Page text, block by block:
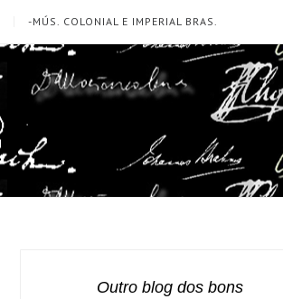
-MÚS. COLONIAL E IMPERIAL BRAS.
Outro blog dos bons